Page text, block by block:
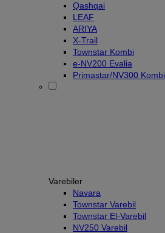
Qashqai
LEAF
ARIYA
X-Trail
Townstar Kombi
e-NV200 Evalia
Primastar/NV300 Kombi
Varebiler
Navara
Townstar Varebil
Townstar El-Varebil
NV250 Varebil